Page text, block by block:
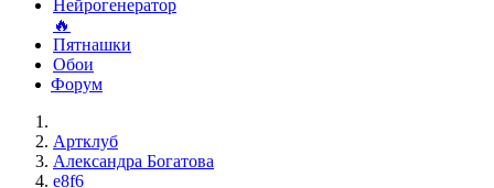
Нейрогенератор
🔥
Пятнашки
Обои
Форум
Артклуб
Александра Богатова
e8f6